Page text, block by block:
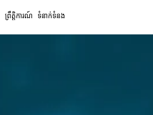
ព្រឹត្តិការណ៍ ទំនាក់ទំនង